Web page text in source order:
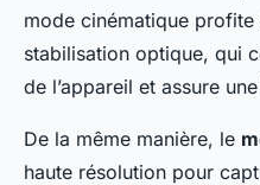
mode cinématique profite
stabilisation optique, qui
de l’appareil et assure
De la même manière, le
haute résolution pour